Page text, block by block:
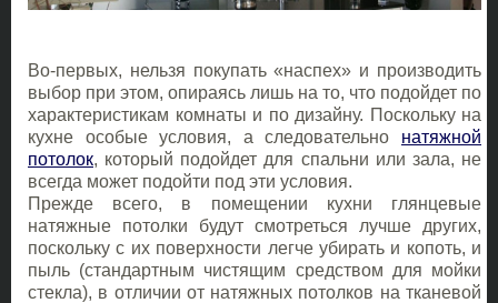
Во-первых, нельзя покупать «наспех» и производить
выбор при этом, опираясь лишь на то, что подойдет по
характеристикам комнаты и по дизайну. Поскольку на
кухне особые условия, а следовательно натяжной
потолок, который подойдет для спальни или зала, не
всегда может подойти под эти условия.
Прежде всего, в помещении кухни глянцевые
натяжные потолки будут смотреться лучше других,
поскольку с их поверхности легче убирать и копоть, и
пыль (стандартным чистящим средством для мойки
стекла), в отличии от натяжных потолков на тканевой